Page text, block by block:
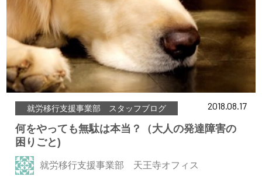
就労移行支援事業部 スタッフブログ 2018.08.17
何をやっても無駄は本当？（大人の発達障害の
困りごと)
就労移行支援事業部 天王寺オフィス